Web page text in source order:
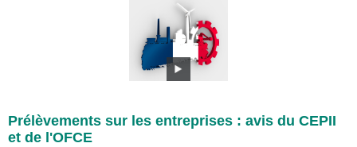
Prélèvements sur les entreprises : avis du CEPII
et de l'OFCE